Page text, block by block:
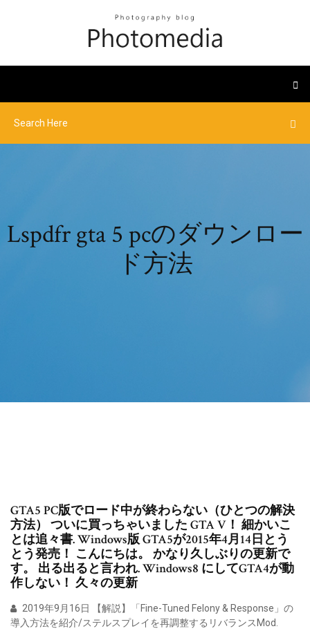
Lspdfr gta 5 pcのダウンロー
ド方法
GTA5 PC版でロード中が終わらない（ひとつの解決
方法） ついに買っちゃいました GTA V！ 細かいこ
とは追々書. Windows版 GTA5が2015年4月14日とう
とう発売！ こんにちは。 かなり久しぶりの更新で
す。 出る出ると言われ. Windows8 にしてGTA4が動
作しない！ 久々の更新
2019年9月16日 【解説】「Fine-Tuned Felony & Response」の
導入方法を紹介/ステルスプレイを再調整するリバランスMod.